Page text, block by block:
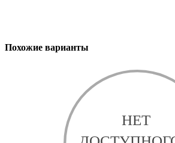
Похожие варианты